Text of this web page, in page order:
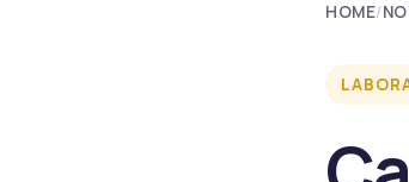
HOME/